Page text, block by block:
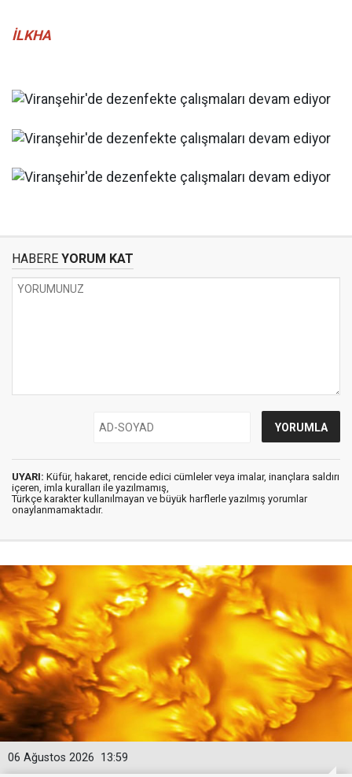
İLKHA
HABERE YORUM KAT
UYARI: Küfür, hakaret, rencide edici cümleler veya imalar, inançlara saldırı
içeren, imla kuralları ile yazılmamış,
Türkçe karakter kullanılmayan ve büyük harflerle yazılmış yorumlar
onaylanmamaktadır.
13:59
06 Ağustos 2026